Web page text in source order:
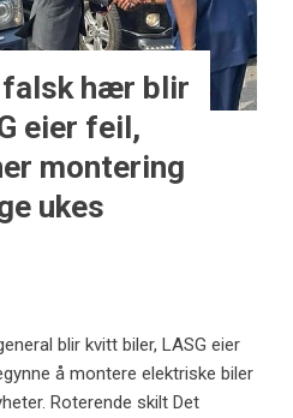
falsk hær blir
eier feil,
montering
ukes
blir kvitt biler, LASG eier
å montere elektriske biler
Roterende skilt Det